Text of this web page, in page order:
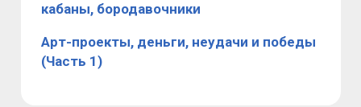
кабаны, бородавочники
Арт-проекты, деньги, неудачи и победы
(Часть 1)